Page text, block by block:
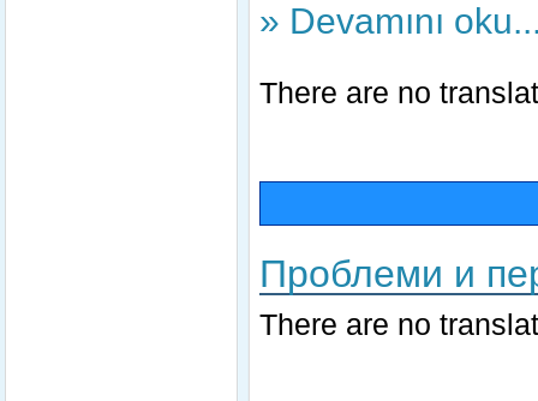
» Devamını
There are no
Проблеми и
There are no